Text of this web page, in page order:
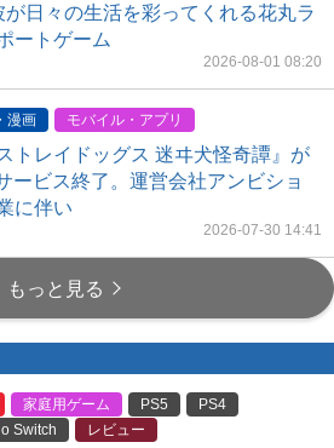
が日々の生活を彩ってくれる花丸ラ
ートゲーム
2026-08-01 08:20
漫画 モバイル・アプリ
トレイドッグス 迷ヰ犬怪奇譚』が
ービス終了。運営会社アンビショ
に伴い
2026-07-30 14:41
もっと見る
家庭用ゲーム PS5
PS4
Switch
レビュー